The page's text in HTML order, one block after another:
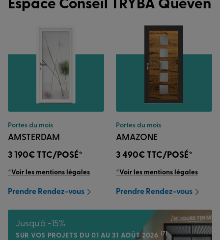
Espace Conseil TRYBA Quéven
Portes du mois
AMSTERDAM
3 190€ TTC/POSÉ*
*Voir les mentions légales
Prendre Rendez-vous
Portes du mois
AMAZONE
3 490€ TTC/POSÉ*
*Voir les mentions légales
Prendre Rendez-vous
Jusqu'à -15%
SUR VOS PROJETS DU 01 AU 31 AOÛT 2026 (7)